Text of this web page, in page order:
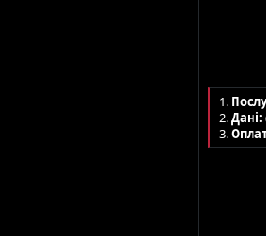
1.
2.Дані:
3.